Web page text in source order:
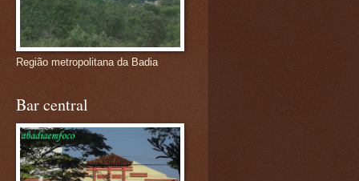
Região metropolitana da Badia
Bar central